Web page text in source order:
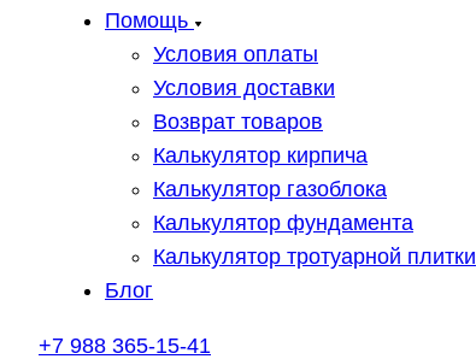
Помощь
Условия оплаты
Условия доставки
Возврат товаров
Калькулятор кирпича
Калькулятор газоблока
Калькулятор фундамента
Калькулятор тротуарной плитки
Блог
+7 988 365-15-41